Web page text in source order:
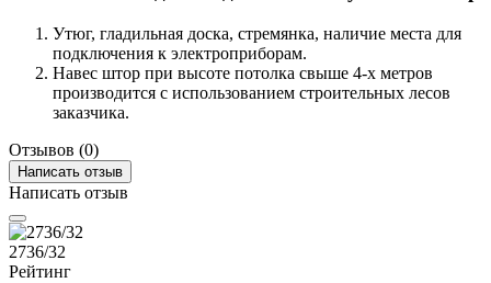
Утюг, гладильная доска, стремянка, наличие места для
подключения к электроприборам.
Навес штор при высоте потолка свыше 4-х метров
производится с использованием строительных лесов
заказчика.
Отзывов (0)
Написать отзыв
Написать отзыв
2736/32
Рейтинг